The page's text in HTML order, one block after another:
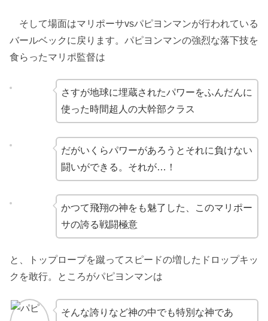
そして場面はマリポーサvsパピヨンマンが行われている
バールベックに戻ります。パピヨンマンの強烈な落下技を
食らったマリポ監督は
さすが地球に埋蔵されたパワーをふんだんに
使った時間超人の大幹部クラス
だがいくらパワーがあろうとそれに負けない
闘いができる。それが…！
かつて飛翔の神をも魅了した、このマリポー
サの誇る戦闘極意
と、トップロープを蹴ってスピードの増したドロップキッ
クを敢行。ところがパピヨンマンは
そんな誇りなど神の中でも特別な神であ